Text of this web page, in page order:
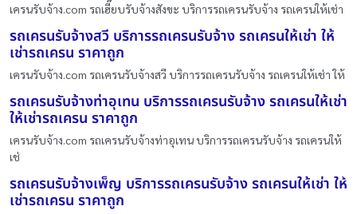
เครนรับจ้าง.com รถเฮี๊ยบรับจ้างสังขะ บริการรถเครนรับจ้าง รถเครนให้เช่า
รถเครนรับจ้างสวี บริการรถเครนรับจ้าง รถเครนให้เช่า ให้
เช่ารถเครน ราคาถูก
เครนรับจ้าง.com รถเครนรับจ้างสวี บริการรถเครนรับจ้าง รถเครนให้เช่า ให้
รถเครนรับจ้างท่าอุเทน บริการรถเครนรับจ้าง รถเครนให้เช่า
ให้เช่ารถเครน ราคาถูก
เครนรับจ้าง.com รถเครนรับจ้างท่าอุเทน บริการรถเครนรับจ้าง รถเครนให้
เช่
รถเครนรับจ้างเพ็ญ บริการรถเครนรับจ้าง รถเครนให้เช่า ให้
เช่ารถเครน ราคาถูก